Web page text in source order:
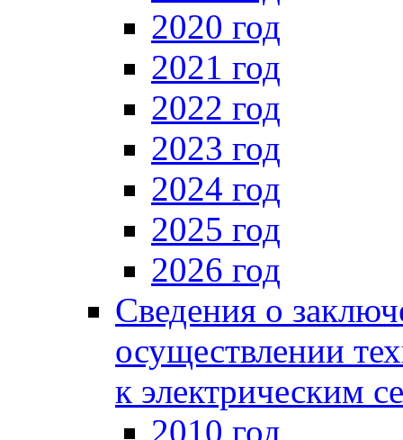
2020 год
2021 год
2022 год
2023 год
2024 год
2025 год
2026 год
Сведения о
осуществлении
к электрическим
2010 год